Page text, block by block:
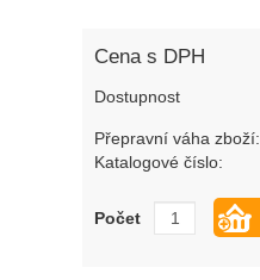
Cena s DPH
Dostupnost
Přepravní váha zboží:
Katalogové číslo:
Počet